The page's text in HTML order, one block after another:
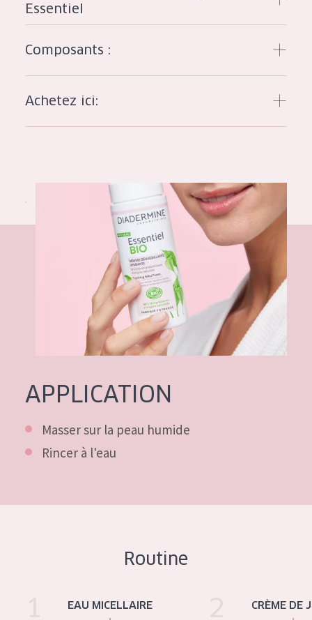
Tous âges
Essentiel
Composants :
Achetez ici:
APPLICATION
Masser sur la peau humide
Rincer à l'eau
Routine
EAU MICELLAIRE
Diadermine Essential BIO Eau micellaire rafraîchissante
CRÈME DE
Diadermine Essential